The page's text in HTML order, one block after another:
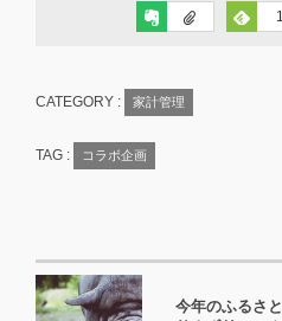
1
CATEGORY : 家計管理
TAG : コラボ企画
今年のふるさ